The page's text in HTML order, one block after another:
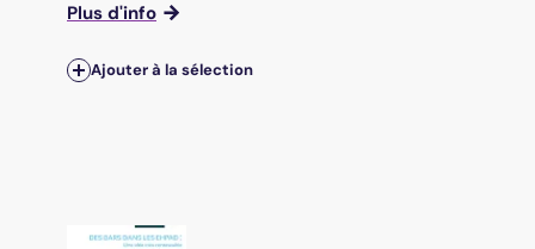
Plus d'info
Ajouter à la sélection